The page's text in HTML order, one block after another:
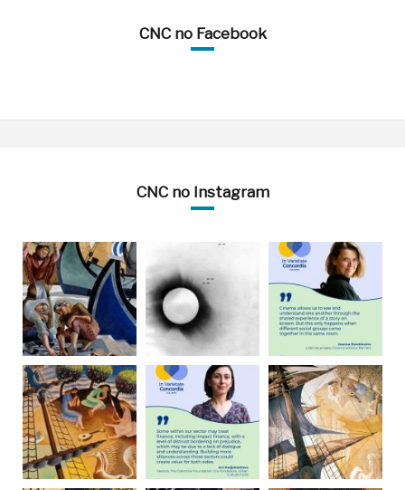
CNC no Facebook
CNC no Instagram